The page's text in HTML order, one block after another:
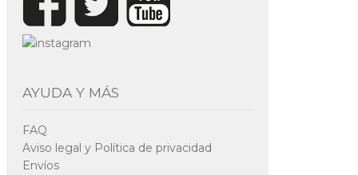
AYUDA Y MÁS
FAQ
Aviso legal y Política de privacidad
Envíos